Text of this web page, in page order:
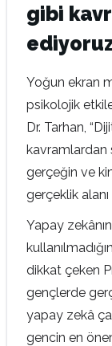
gibi
Yoğun ekran
psikolojik
Dr. Tarhan,
kavramlardan
gerçeğin ve
gerçeklik
Yapay
dikkat çeken
gençlerde
yapay zekâ
gencin en